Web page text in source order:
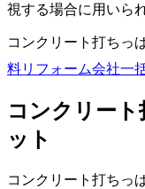
視する場合に用いら
コンクリート打ちっ
料リフォーム会社一
コンクリー
ット
コンクリート打ちっ